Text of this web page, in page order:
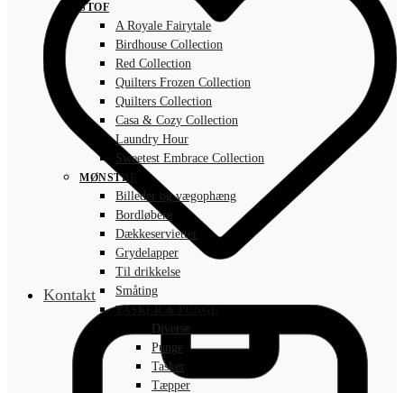
Kontakt
STOF
A Royale Fairytale
Birdhouse Collection
Red Collection
Quilters Frozen Collection
Quilters Collection
Casa & Cozy Collection
Laundry Hour
Sweetest Embrace Collection
MØNSTRE
Billeder og vægophæng
Bordløbere
Dækkeservietter
Grydelapper
Til drikkelse
Småting
TASKER & PUNGE
Diverse
Punge
Tasker
Tæpper